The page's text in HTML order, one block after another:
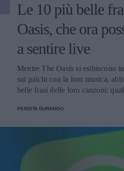
Le 10 più belle
Oasis, che ora
a sentire live
Mentre The Oasis si esibiscono
sui palchi con la loro musica,
belle frasi delle loro canzoni:
PERDITA DURANGO